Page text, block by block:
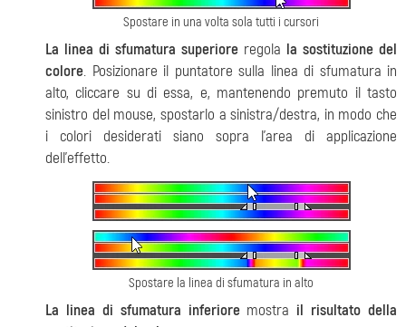
Spostare in una volta sola tutti i cursori
La linea di sfumatura superiore regola la sostituzione del
colore. Posizionare il puntatore sulla linea di sfumatura in
alto, cliccare su di essa, e, mantenendo premuto il tasto
sinistro del mouse, spostarlo a sinistra/destra, in modo che
i colori desiderati siano sopra l'area di applicazione
dell’effetto.
Spostare la linea di sfumatura in alto
La linea di sfumatura inferioremostra il risultato della